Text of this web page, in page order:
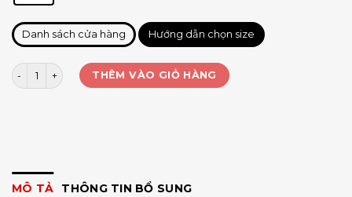
Danh sách cửa hàng Hướng dẫn chọn size
Túi đeo hông co giãn Aonijie W8116 số lượng
THÊM VÀO GIỎ HÀNG
MÔ TẢ THÔNG TIN BỔ SUNG